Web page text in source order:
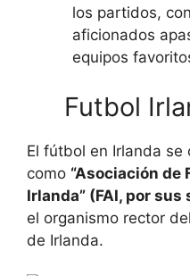
los partidos,
aficionados
equipos
Futbol
El fútbol en Irlanda se
como “Asociación de
Irlanda” (FAI, por
el organismo rector
de Irlanda.